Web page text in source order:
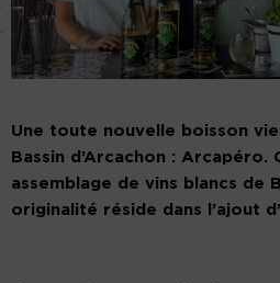
Une toute nouvelle boisson
Bassin d’Arcachon : Arcapéro.
assemblage de vins blancs de
originalité réside dans l’ajout